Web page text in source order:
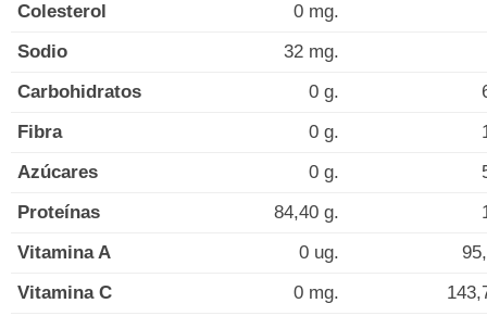
Colesterol
0 mg.
Sodio
32 mg.
Carbohidratos
0 g.
Fibra
0 g.
Azúcares
0 g.
Proteínas
84,40 g.
Vitamina A
0 ug.
Vitamina C
0 mg.